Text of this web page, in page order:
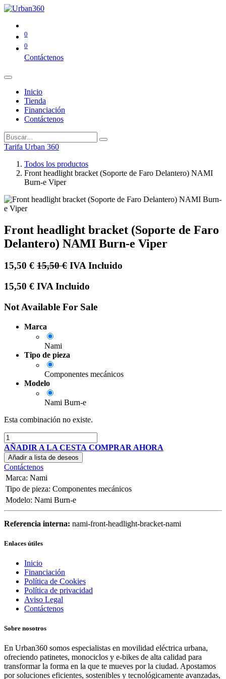
0
0
Contáctenos
Inicio
Tienda
Financiación
Contáctenos
Tarifa Urban 360
Todos los productos
Front headlight bracket (Soporte de Faro Delantero) NAMI
Burn-e Viper
Front headlight bracket (Soporte de Faro
Delantero) NAMI Burn-e Viper
15,50 € 15,50€ IVA Incluido
15,50 € IVA Incluido
Not Available For Sale
Marca
Nami
Tipo de pieza
Componentes mecánicos
Modelo
Nami Burn-e
Esta combinación no existe.
AÑADIR A LA CESTA COMPRAR AHORA
Añadir a lista de deseos
Contáctenos
Marca: Nami
Tipo de pieza: Componentes mecánicos
Modelo: Nami Burn-e
Referencia interna: nami-front-headlight-bracket-nami
Enlaces útiles
Inicio
Financiación
Política de Cookies
Política de privacidad
Aviso Legal
Contáctenos
Sobre nosotros
En Urban360 somos especialistas en movilidad eléctrica urbana,
ofreciendo patinetes, monociclos y e-bikes de alta calidad para
transformar la forma en la que te mueves por la ciudad. Apostamos
por soluciones eficientes, sostenibles y tecnológicamente avanzadas,